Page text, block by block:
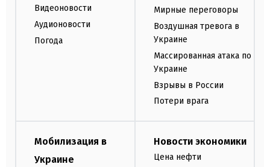
Видеоновости
Аудионовости
Погода
Мирные переговоры
Воздушная тревога в
Украине
Массированная атака по
Украине
Взрывы в России
Потери врага
Мобилизация в
Украине
Новости экономики
Цена нефти